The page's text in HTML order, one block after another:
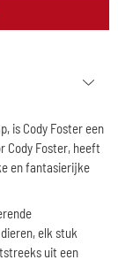
is Cody Fostereen
Cody Foster, heeft
en fantasierijke
elk stuk
uit een